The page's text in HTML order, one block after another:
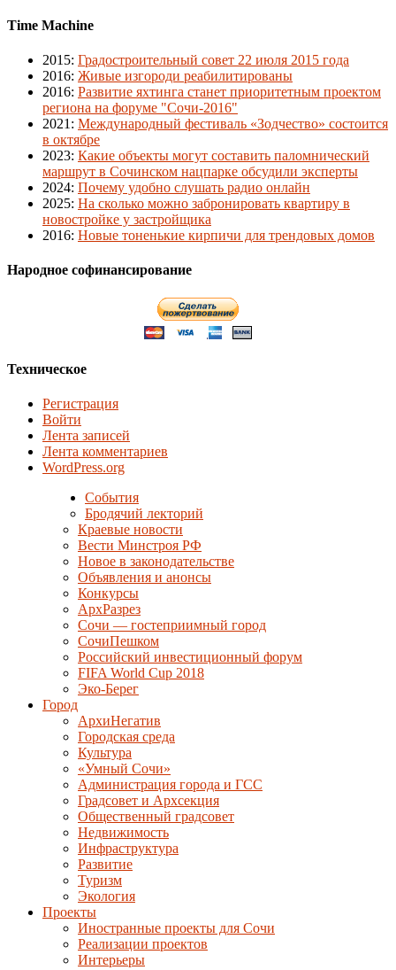
Time Machine
2015: Градостроительный совет 22 июля 2015 года
2016: Живые изгороди реабилитированы
2016: Развитие яхтинга станет приоритетным проектом
региона на форуме "Сочи-2016"
2021 : Международный фестиваль «Зодчество» состоится
в октябре
2023: Какие объекты могут составить паломнический
маршрут в Сочинском нацпарке обсудили эксперты
2024: Почему удобно слушать радио онлайн
2025: На сколько можно забронировать квартиру в
новостройке у застройщика
2016: Новые тоненькие кирпичи для трендовых домов
Народное софинансирование
Техническое
Регистрация
Войти
Лента записей
Лента комментариев
WordPress.org
События
Бродячий лекторий
Краевые новости
Вести Минстроя РФ
Новое в законодательстве
Объявления и анонсы
Конкурсы
АрхРазрез
Сочи — гостеприимный город
СочиПешком
Российский инвестиционный форум
FIFA World Cup 2018
Эко-Берег
Город
АрхиНегатив
Городская среда
Культура
«Умный Сочи»
Администрация города и ГСС
Градсовет и Архсекция
Общественный градсовет
Недвижимость
Инфраструктура
Развитие
Туризм
Экология
Проекты
Иностранные проекты для Сочи
Реализации проектов
Интерьеры